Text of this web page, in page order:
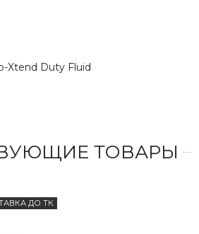
Xtend Duty Fluid
ТОВАРЫ
ДО ТК